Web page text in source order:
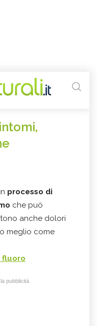
processo di
che può
anche dolori
meglio come
fluoro
pubblicità